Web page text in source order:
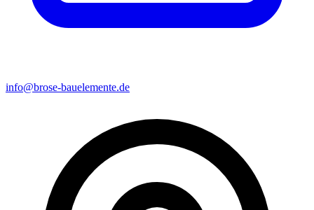
info@brose-bauelemente.de